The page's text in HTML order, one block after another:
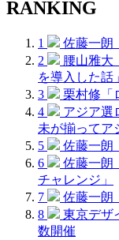
RANKING
1
佐藤一朗
2
腰山雅大
を導入した話」
3
栗村修「
4
アジア選
未が揃ってア
5
佐藤一朗
6
佐藤一朗
チャレンジ」
7
佐藤一朗
8
東京デザ
数開催